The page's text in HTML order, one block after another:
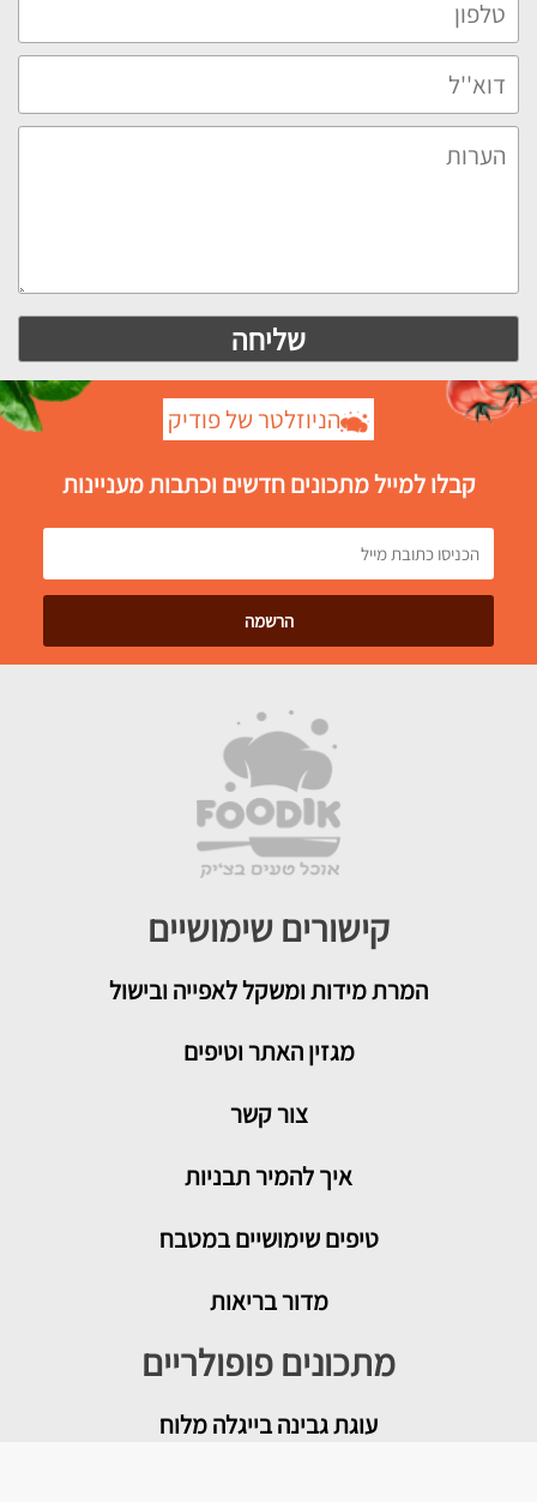
הניוזלטר של פודיק
קבלו למייל מתכונים חדשים וכתבות מעניינות
קישורים שימושיים
המרת מידות ומשקל לאפייה ובישול
מגזין האתר וטיפים
צור קשר
איך להמיר תבניות
טיפים שימושיים במטבח
מדור בריאות
מתכונים פופולריים
עוגת גבינה בייגלה מלוח